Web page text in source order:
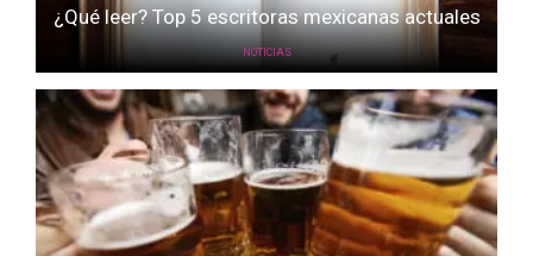
¿Qué leer? Top 5 escritoras mexicanas actuales
NOTICIAS